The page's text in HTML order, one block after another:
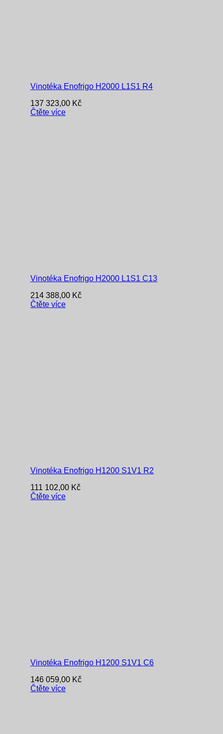
Vinotéka Enofrigo H2000 L1S1 R4
137 323,00 Kč
Čtěte více
Vinotéka Enofrigo H2000 L1S1 C13
214 388,00 Kč
Čtěte více
Vinotéka Enofrigo H1200 S1V1 R2
111 102,00 Kč
Čtěte více
Vinotéka Enofrigo H1200 S1V1 C6
146 059,00 Kč
Čtěte více